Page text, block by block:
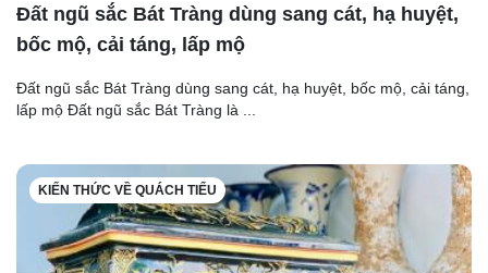
Đất ngũ sắc Bát Tràng dùng sang cát, hạ huyệt,
bốc mộ, cải táng, lấp mộ
Đất ngũ sắc Bát Tràng dùng sang cát, hạ huyệt, bốc mộ, cải táng,
lấp mộ Đất ngũ sắc Bát Tràng là ...
KIẾN THỨC VỀ QUÁCH TIỂU